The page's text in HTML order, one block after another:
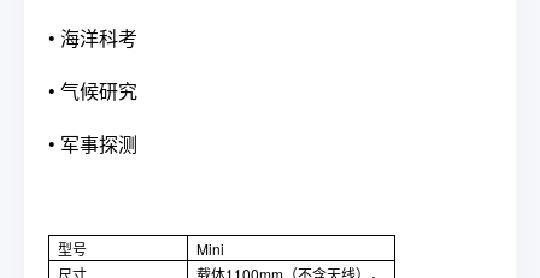
• 海洋科考
• 气候研究
• 军事探测
型号
Mini
尺寸
载体1100mm（不含天线），